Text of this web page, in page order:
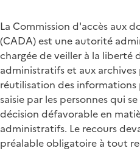
La Commission d'accès aux
(CADA) est une autorité
chargée de veiller à la liberté
administratifs et aux
réutilisation des
saisie par les personnes qui
décision défavorable en
administratifs. Le recours
préalable obligatoire à tout